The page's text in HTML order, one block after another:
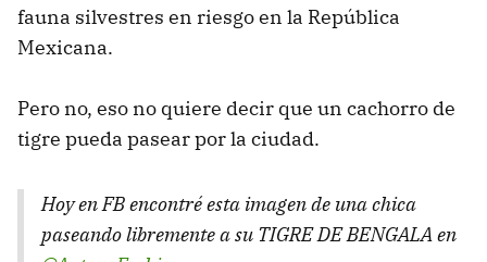
fauna silvestres en riesgo en la República
Mexicana.
Pero no, eso no quiere decir que un cachorro de
tigre pueda pasear por la ciudad.
Hoy en FB encontré esta imagen de una chica
paseando libremente a su TIGRE DE BENGALA en